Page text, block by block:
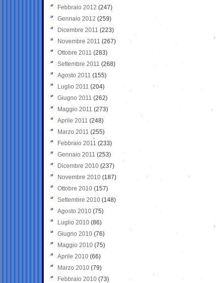
Febbraio 2012 (247)
Gennaio 2012 (259)
Dicembre 2011 (223)
Novembre 2011 (267)
Ottobre 2011 (283)
Settembre 2011 (268)
Agosto 2011 (155)
Luglio 2011 (204)
Giugno 2011 (262)
Maggio 2011 (273)
Aprile 2011 (248)
Marzo 2011 (255)
Febbraio 2011 (233)
Gennaio 2011 (253)
Dicembre 2010 (237)
Novembre 2010 (187)
Ottobre 2010 (157)
Settembre 2010 (148)
Agosto 2010 (75)
Luglio 2010 (86)
Giugno 2010 (76)
Maggio 2010 (75)
Aprile 2010 (66)
Marzo 2010 (79)
Febbraio 2010 (73)